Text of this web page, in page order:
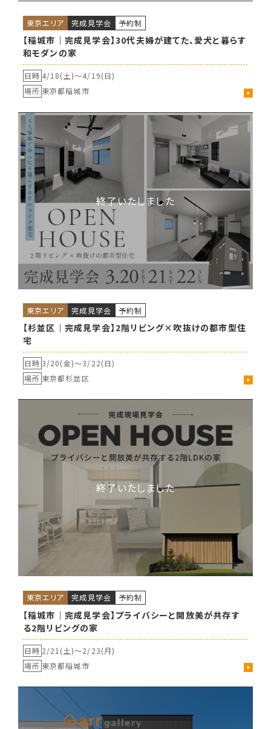
東京エリア 完成見学会 予約制
【稲城市｜完成見学会】30代夫婦が建てた、愛犬と暮らす
和モダンの家
日時 4/18(土)〜4/19(日)
場所 東京都稲城市
東京エリア 完成見学会 予約制
【杉並区｜完成見学会】2階リビング×吹抜けの都市型住
宅
日時 3/20(金)〜3/22(日)
場所 東京都杉並区
東京エリア 完成見学会 予約制
【稲城市｜完成見学会】プライバシーと開放美が共存す
る2階リビングの家
日時 2/21(土)〜2/23(月)
場所 東京都稲城市